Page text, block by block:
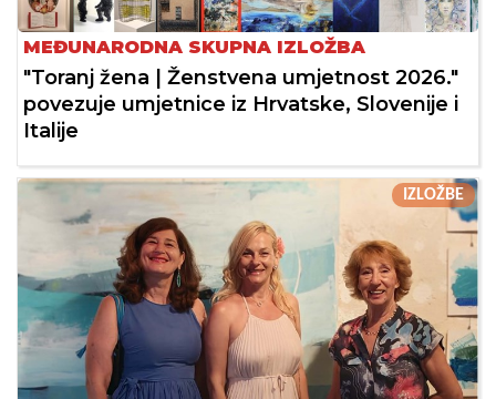
MEĐUNARODNA SKUPNA IZLOŽBA
"Toranj žena | Ženstvena umjetnost 2026."
povezuje umjetnice iz Hrvatske, Slovenije i
Italije
IZLOŽBE